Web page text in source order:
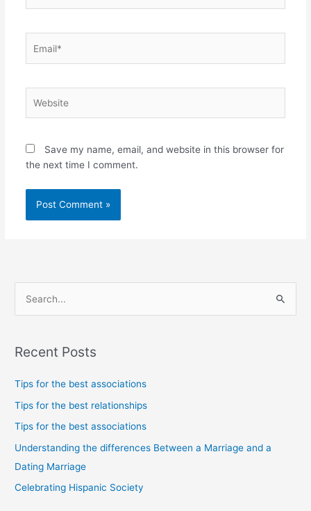
Save my name, email, and website in this browser for
the next time I comment.
r
o
r
:
Recent Posts
Tips for the best associations
Tips for the best relationships
Tips for the best associations
Understanding the differences Between a Marriage and a
Dating Marriage
Celebrating Hispanic Society